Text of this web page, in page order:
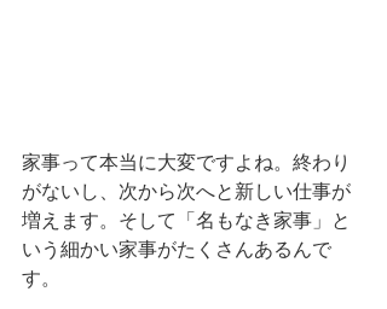
家事って本当に大変ですよね。終わり
がないし、次から次へと新しい仕事が
増えます。そして「名もなき家事」と
いう細かい家事がたくさんあるんで
す。